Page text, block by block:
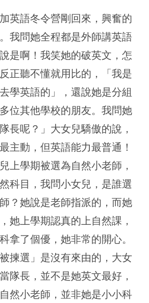
英語冬令營剛回來，興奮的
我問她全程都是外師講英語
是啊！我笑她的破英文，怎
正聽不懂就用比的，「我是
學英語的」，還說她是分組
位其他學校的朋友。我問她
長呢？」大女兒驕傲的說，
主動，但英語能力最普通！
上學期被選為自然小老師，
科目，我問小女兒，是誰選
？她說是老師指派的，而她
她上學期認真的上自然課，
拿了個優，她非常的開心。
揀選」是沒有來由的，大女
隊長，並不是她英文最好，
然小老師，並非她是小小科